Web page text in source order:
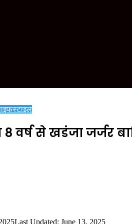
से खडंजा जर्जर
Last Updated: June 13, 2025